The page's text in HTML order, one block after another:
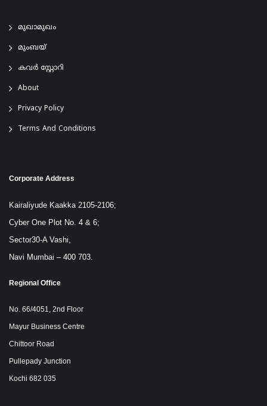
മുഖാമുഖം
മുംബയ്
കവർ സ്റ്റോറി
About
Privacy Policy
Terms And Conditions
Corporate Address
Kairaliyude Kaakka 2105-2106;
Cyber One Plot No. 4 & 6;
Sector30-A Vashi,
Navi Mumbai – 400 703.
Regional Office
No. 66/4051, 2nd Floor
Mayur Business Centre
Chittoor Road
Pullepady Junction
Kochi 682 035